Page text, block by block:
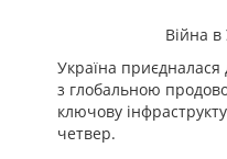
Війна
Україна приєдналася
з глобальною
ключову
четвер.